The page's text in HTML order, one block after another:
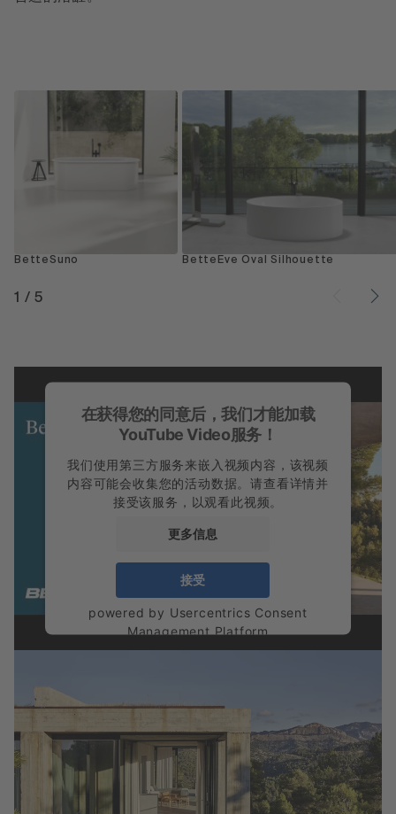
BetteSuno BetteEve Oval Silhouette
1 /5
在获得您的同意后，我们才能加载
YouTube Video服务！
我们使用第三方服务来嵌入视频内容，该视频
内容可能会收集您的活动数据。请查看详情并
接受该服务，以观看此视频。
更多信息
接受
powered by Usercentrics Consent
Management Platform